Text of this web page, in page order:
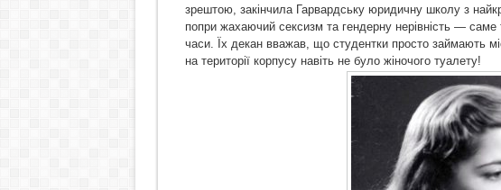
зрештою, закінчила Гарвардську юридичну школу з
попри жахаючий сексизм та гендерну нерівність — саме
часи. Їх декан вважав, що студентки просто займають
на території корпусу навіть не було жіночого туалету!